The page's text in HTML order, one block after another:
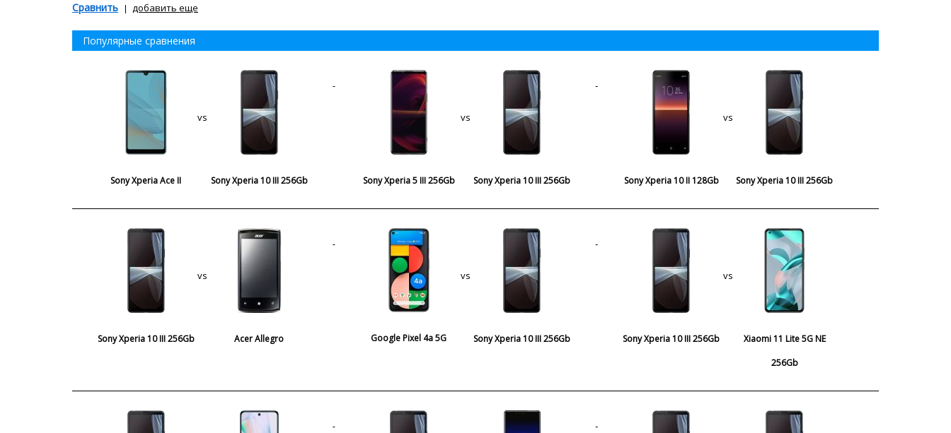
Сравнить добавить еще
Популярные сравнения
Sony Xperia Ace II
vs
Sony Xperia 10 III 256Gb Sony Xperia 5 III 256Gb
vs
Sony Xperia 10 III 256Gb Sony Xperia 10 II 128Gb
vs
Sony Xperia 10 III 256Gb
Sony Xperia 10 III 256Gb
vs
Acer Allegro Google Pixel 4a 5G
vs
Sony Xperia 10 III 256Gb Sony Xperia 10 III 256Gb
vs
Xiaomi 11 Lite 5G NE
256Gb